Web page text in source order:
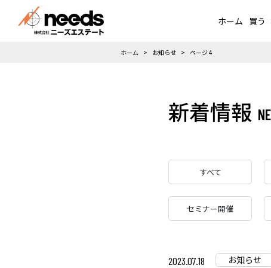
ホーム 買う
ホーム お知らせ ページ 4
新着情報
すべて
セミナー開催
2023.07.18
お知らせ